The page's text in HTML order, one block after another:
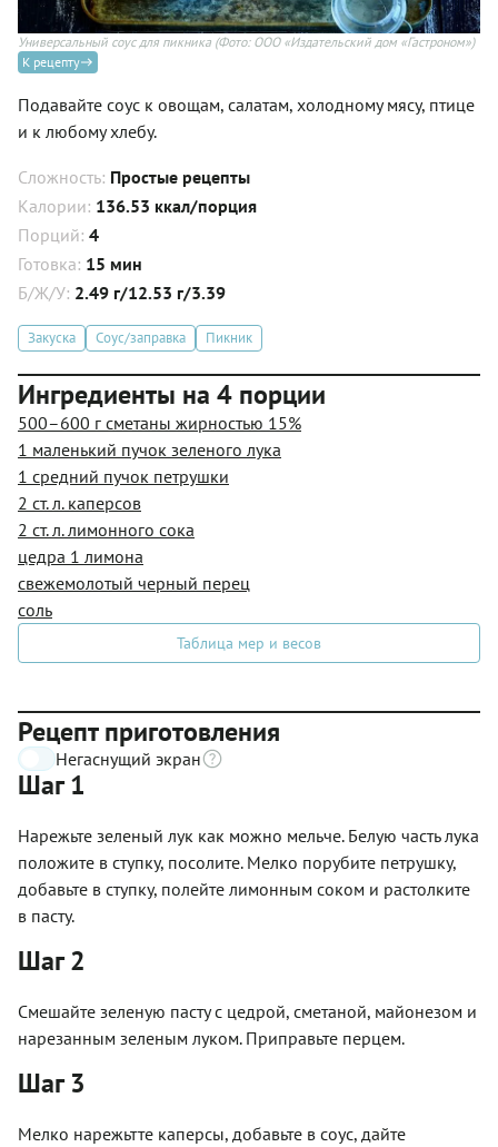
Универсальный соус для пикника (Фото: ООО «Издательский дом «Гастроном»)
К рецепту
Подавайте соус к овощам, салатам, холодному мясу, птице
и к любому хлебу.
Сложность: Простые рецепты
Калории: 136.53 ккал/порция
Порций: 4
Готовка: 15 мин
Б/Ж/У: 2.49 г/12.53 г/3.39
Закуска Соус/заправка Пикник
Ингредиенты на 4 порции
500–600 г сметаны жирностью 15%
1 маленький пучок зеленого лука
1 средний пучок петрушки
2 ст. л. каперсов
2 ст. л. лимонного сока
цедра 1 лимона
свежемолотый черный перец
соль
Таблица мер и весов
Рецепт приготовления
Негаснущий экран
Шаг 1
Нарежьте зеленый лук как можно мельче. Белую часть лука
положите в ступку, посолите. Мелко порубите петрушку,
добавьте в ступку, полейте лимонным соком и растолките
в пасту.
Шаг 2
Смешайте зеленую пасту с цедрой, сметаной, майонезом и
нарезанным зеленым луком. Приправьте перцем.
Шаг 3
Мелко нарежьтте каперсы, добавьте в соус, дайте